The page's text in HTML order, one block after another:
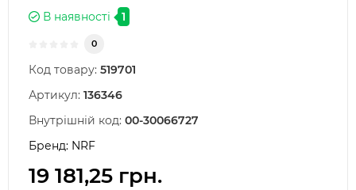
В наявності 1
0
Код товару: 519701
Артикул: 136346
Внутрішній код: 00-30066727
Бренд: NRF
19 181,25 грн.